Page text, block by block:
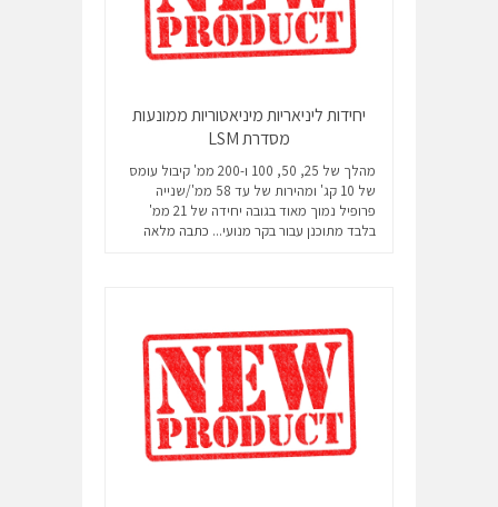
יחידות ליניאריות מיניאטוריות ממונעות
מסדרת LSM
מהלך של 25, 50, 100 ו-200 ממ' קיבול עומס
של 10 קג' ומהירות של עד 58 ממ'/שנייה
פרופיל נמוך מאוד בגובה יחידה של 21 ממ'
בלבד מתוכנן עבור בקר מנועי... כתבה מלאה